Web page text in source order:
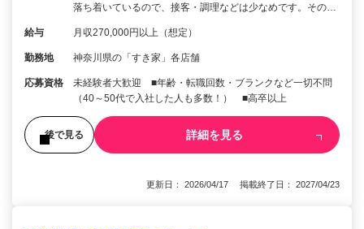
落ち着いているので、接客・調理などは少なめです。その…
給与 月収270,000円以上（想定）
勤務地 神奈川県の「すき家」各店舗
応募資格
未経験者大歓迎 ■年齢・転職回数・ブランクなど一切不問
（40～50代で入社した人も多数！） ■高卒以上
後で見る 詳細を見る
更新日： 2026/04/17 掲載終了日： 2027/04/23